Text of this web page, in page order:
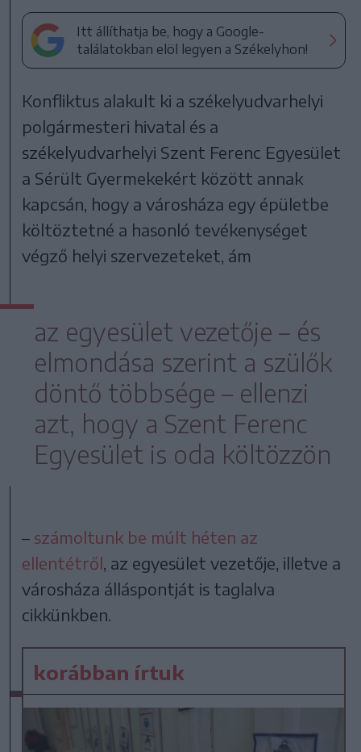
Itt állíthatja be, hogy a Google-
találatokban elöl legyen a Székelyhon!
Konfliktus alakult ki a székelyudvarhelyi
polgármesteri hivatal és a
székelyudvarhelyi Szent Ferenc Egyesület
a Sérült Gyermekekért között annak
kapcsán, hogy a városháza egy épületbe
költöztetné a hasonló tevékenységet
végző helyi szervezeteket, ám
az egyesület vezetője – és
elmondása szerint a szülők
döntő többsége – ellenzi
azt, hogy a Szent Ferenc
Egyesület is oda költözzön
– számoltunk be múlt héten az
ellentétről , az egyesület vezetője, illetve a
városháza álláspontját is taglalva
cikkünkben.
korábban írtuk